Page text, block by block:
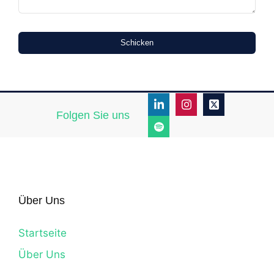
Schicken
Folgen Sie uns
Über Uns
Startseite
Über Uns